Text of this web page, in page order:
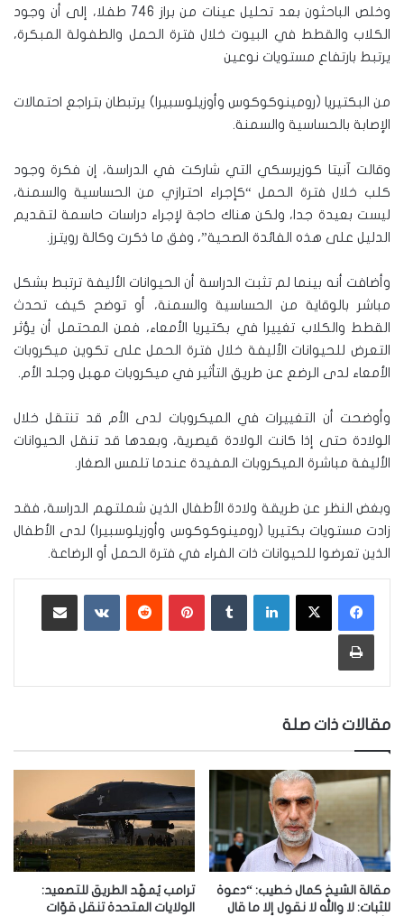
وخلص الباحثون بعد تحليل عينات من براز 746 طفلا، إلى أن وجود
الكلاب والقطط في البيوت خلال فترة الحمل والطفولة المبكرة،
يرتبط بارتفاع مستويات نوعين
من البكتيريا (رومينوكوكوس وأوزيلوسبيرا) يرتبطان بتراجع احتمالات
الإصابة بالحساسية والسمنة.
وقالت آنيتا كوزيرسكي التي شاركت في الدراسة، إن فكرة وجود
كلب خلال فترة الحمل “كإجراء احترازي من الحساسية والسمنة،
ليست بعيدة جدا، ولكن هناك حاجة لإجراء دراسات حاسمة لتقديم
الدليل على هذه الفائدة الصحية”، وفق ما ذكرت وكالة رويترز.
وأضافت أنه بينما لم تثبت الدراسة أن الحيوانات الأليفة ترتبط بشكل
مباشر بالوقاية من الحساسية والسمنة، أو توضح كيف تحدث
القطط والكلاب تغييرا في بكتيريا الأمعاء، فمن المحتمل أن يؤثر
التعرض للحيوانات الأليفة خلال فترة الحمل على تكوين ميكروبات
الأمعاء لدى الرضع عن طريق التأثير في ميكروبات مهبل وجلد الأم.
وأوضحت أن التغييرات في الميكروبات لدى الأم قد تنتقل خلال
الولادة حتى إذا كانت الولادة قيصرية، وبعدها قد تنقل الحيوانات
الأليفة مباشرة الميكروبات المفيدة عندما تلمس الصغار.
وبغض النظر عن طريقة ولادة الأطفال الذين شملتهم الدراسة، فقد
زادت مستويات بكتيريا (رومينوكوكوس وأوزيلوسبيرا) لدى الأطفال
الذين تعرضوا للحيوانات ذات الفراء في فترة الحمل أو الرضاعة.
لينكدإن بينتيريست ‏VKontakte
طباعة
مقالات ذات صلة
مقالة الشيخ كمال خطيب: “دعوة
للثبات: لا والله لا نقول إلا ما قال
ترامب يُمهّد الطريق للتصعيد:
الولايات المتحدة تنقل قوّات